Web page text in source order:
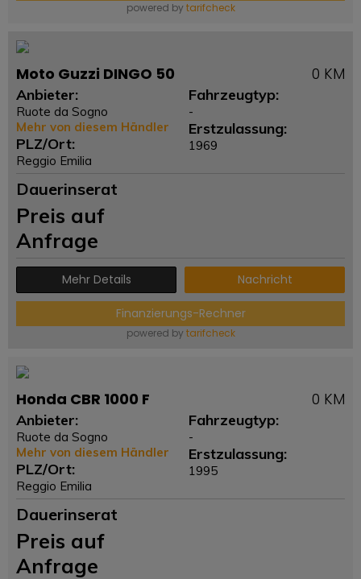
powered by tarifcheck
Moto Guzzi DINGO 50 0 KM
Anbieter:
Ruote da Sogno
Mehr von diesem Händler
PLZ/Ort:
Reggio Emilia
Fahrzeugtyp:
-
Erstzulassung:
1969
Dauerinserat
Preis auf
Anfrage
Mehr Details Nachricht
Finanzierungs-Rechner
powered by tarifcheck
Honda CBR 1000 F 0 KM
Anbieter:
Ruote da Sogno
Mehr von diesem Händler
PLZ/Ort:
Reggio Emilia
Fahrzeugtyp:
-
Erstzulassung:
1995
Dauerinserat
Preis auf
Anfrage